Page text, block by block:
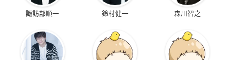
諏訪部順一 鈴村健一 森川智之